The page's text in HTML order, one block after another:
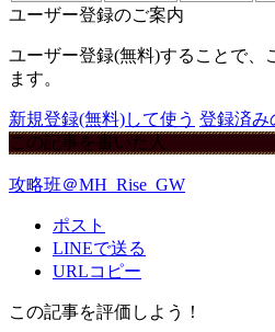
ユーザー登録のご案内
ユーザー登録(無料)することで、
ます。
新規登録(無料)して使う 登録済み
この記事を書いた人
攻略班＠MH_Rise_GW
ポスト
LINEで送る
URLコピー
この記事を評価しよう！